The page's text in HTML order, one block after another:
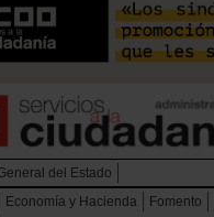
del Estado
Economía y Hacienda Fomento